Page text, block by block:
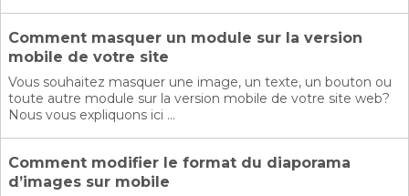
Comment masquer un module sur la version
mobile de votre site
Vous souhaitez masquer une image, un texte, un bouton ou
toute autre module sur la version mobile de votre site web?
Nous vous expliquons ici ...
Comment modifier le format du diaporama
d’images sur mobile